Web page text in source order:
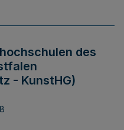
des
- KunstHG)